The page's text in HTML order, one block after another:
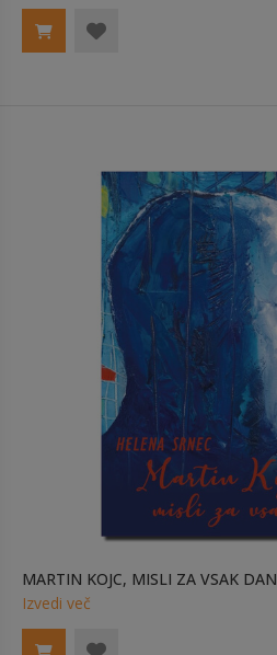
MARTIN KOJC, MISLI ZA VSAK DAN
Izvedi več